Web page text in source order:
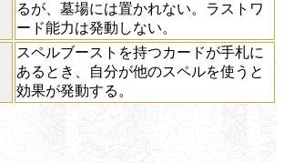
るが、墓場には置かれない。ラストワ
ード能力は発動しない。
スペルブーストを持つカードが手札に
あるとき、自分が他のスペルを使うと
効果が発動する。